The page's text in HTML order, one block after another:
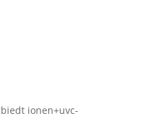
ionen+uvc-